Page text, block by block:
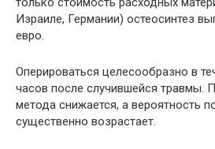
Израиле, Германии) остеосинтез
евро.
Оперироваться целесообразно в
часов после случившейся травмы.
метода снижается, а вероятность
существенно возрастает.